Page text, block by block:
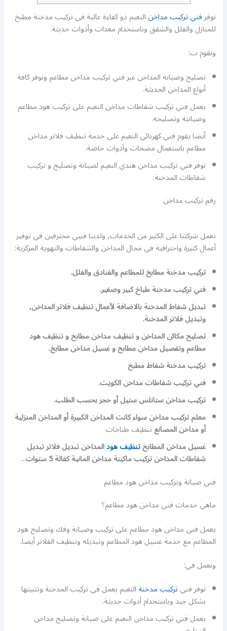
نوفرفني تركيب مداخنالنعيم ذو كفاءة عالية في تركيب مدخنة مطبخ
للمنازل والفلل والشقق وباستخدام معدات وأدوات حديثة.
ونقوم ب:
تصليح وصيانة المداخن عبر فني تركيب مداخن مطاعم ونوفر كافة
أنواع المداخن الحديثة.
يعمل فني تركيب شفاطات مداخن النعيم على تركيب هود مطاعم
وصيانته وتصليحه.
أيضا يقوم فني كهربائي النعيم على خدمة تنظيف فلاتر مداخن
مطاعم باستعمال مضخات وأدوات خاصة.
نوفر فني تركيب مداخن هندي النعيم لصيانة وتصليح و تركيب
شفاطات المدخنة.
رقم تركيب مداخن
تعمل شركتنا على الكثير من الخدمات, ولدينا فنيي محترفين في توفير
أعمال كثيرة واحترافية في مجال المداخن والشفاطات والتهوية المركزية:
تركيب مدخنة مطابخ للمطاعم والفنادق والفلل.
فني تركيب مدخنة طباخ كبير وصغير.
تبديل شفاط المدخنة بالاضافة لأعمال تنظيف فلاتر المداخن,
وتبديل فلاتر المدخنة.
تصليح مكائن المداخن و تنظيف مداخن مطابخ و تنظيف هود
مطاعم وتفصيل مداخن مطابخ و غسيل مداخن مطابخ.
تركيب مدخنة شفاط مطبخ
فني تركيب شفاطات مداخن الكويت.
تركيب مداخن ستانلس ستيل أو حجر بحسب الطلب.
معلم تركيب مداخن سواء كانت المداخن الكبيرة أو المداخن المنزلية
أو مداخن المصانعتنظيف طباخات
غسيل مداخن المطابختنظيف هودالمداخن تبديل فلاتر تبديل
شفاطات المداخن تركيب ماكينة مداخن المانية كفالة 5 ستوات .
فني صيانة وتركيب مداخن هود مطاعم
ماهي خدمات فني مداخن هود مطاعم؟
يعمل فني مداخن هود مطاعم على تركيب وصيانة وفك وتصليح هود
المطاعم مع خدمة غسيل هود المطاعم وتبديله وتنظيف الفلاتر أيضا.
ونعمل في:
نوفر فنيتركيب مدخنةالنعيم يعمل في تركيب المدخنة وتثبيتها
بشكل جيد وباستخدام أدوات حديثة.
يعمل فني تركيب مداخن النعيم على صيانة وتصليح مداخن